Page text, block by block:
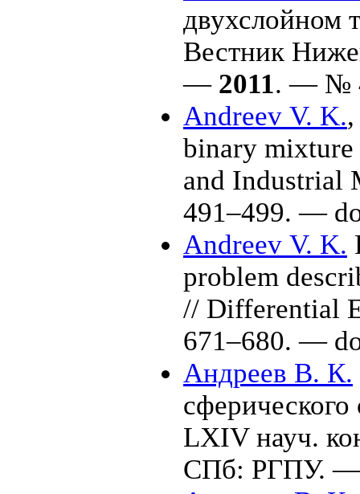
двухслойном
Вестник
— 2011. — №
Andreev V. K.
binary
and
491–499. —
Andreev V. K.
problem
// Differential
671–680. —
Андреев В. К.
LXIV науч.
СПб: РГПУ. —